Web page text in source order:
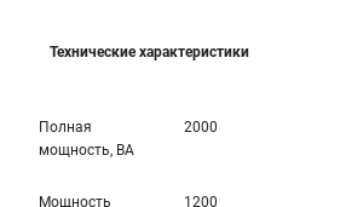
Технические характеристики
Полная
мощность, ВА
2000
Мощность
1200